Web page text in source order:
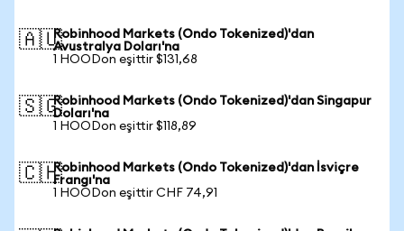
🇦🇺Robinhood Markets (Ondo Tokenized)'dan
Avustralya Doları'na
1 HOODon eşittir $131,68
🇸🇬Robinhood Markets (Ondo Tokenized)'dan Singapur
Doları'na
1 HOODon eşittir $118,89
🇨🇭Robinhood Markets (Ondo Tokenized)'dan İsviçre
Frangı'na
1 HOODon eşittir CHF 74,91